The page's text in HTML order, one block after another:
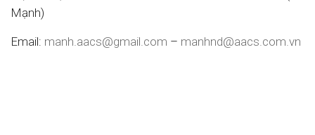
Mạnh)
Email: manh.aacs@gmail.com – manhnd@aacs.com.vn